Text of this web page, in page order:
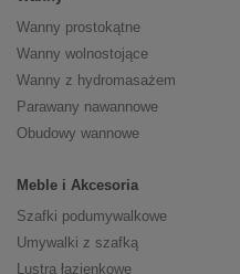
Wanny prostokątne
Wanny wolnostojące
Wanny z hydromasażem
Parawany nawannowe
Obudowy wannowe
Meble i Akcesoria
Szafki podumywalkowe
Umywalki z szafką
Lustra łazienkowe